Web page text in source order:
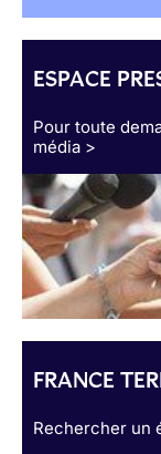
ESPACE
Pour toute
média >
FRANCE
Rechercher un